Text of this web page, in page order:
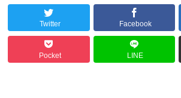
Twitter Facebook
Pocket LINE